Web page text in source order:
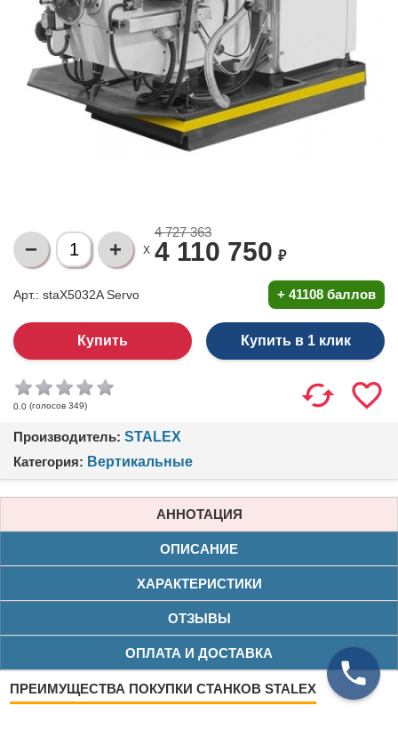
X
4 727 363
4 110 750 ₽
Арт.: staX5032A Servo + 41108 баллов
Купить в 1 клик
0.0 (голосов 349)
Производитель: STALEX
Категория: Вертикальные
АННОТАЦИЯ
ОПИСАНИЕ
ХАРАКТЕРИСТИКИ
ОТЗЫВЫ
ОПЛАТА И ДОСТАВКА
ПРЕИМУЩЕСТВА ПОКУПКИ СТАНКОВ STALEX